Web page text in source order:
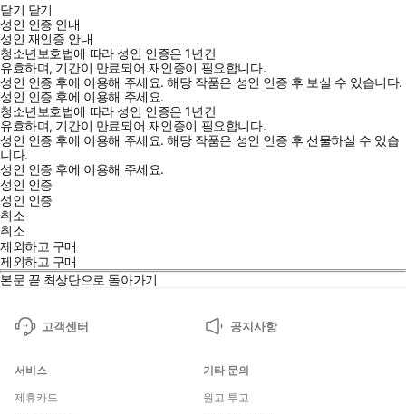
닫기 닫기
성인 인증 안내
성인 재인증 안내
청소년보호법에 따라 성인 인증은 1년간
유효하며, 기간이 만료되어 재인증이 필요합니다.
성인 인증 후에 이용해 주세요.해당 작품은 성인 인증 후 보실 수 있습니다.
성인 인증 후에 이용해 주세요.
청소년보호법에 따라 성인 인증은 1년간
유효하며, 기간이 만료되어 재인증이 필요합니다.
성인 인증 후에 이용해 주세요.해당 작품은 성인 인증 후 선물하실 수 있습
니다.
성인 인증 후에 이용해 주세요.
성인 인증
성인 인증
취소
취소
제외하고 구매
제외하고 구매
본문 끝 최상단으로 돌아가기
고객센터 공지사항
서비스
제휴카드
기타 문의
원고 투고